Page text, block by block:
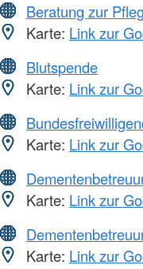
Beratung zur
Karte: Link zur
Blutspende
Karte: Link zur
Karte: Link zur
Karte: Link zur
Karte: Link zur